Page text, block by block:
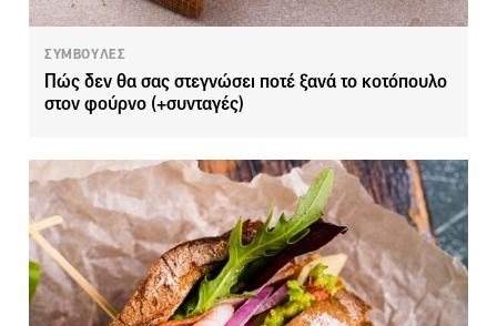
ΣΥΜΒΟΥΛΕΣ
Πώς δεν θα σας στεγνώσει ποτέ ξανά το κοτόπουλο
στον φούρνο (+συνταγές)